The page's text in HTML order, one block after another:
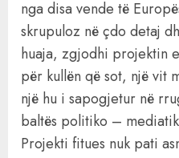
nga disa vende të
skrupuloz në çdo detaj
huaja, zgjodhi projektin
për kullën që sot, një vit
një hu i sapogjetur në
baltës politiko –
Projekti fitues nuk pati